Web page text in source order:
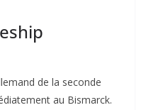
de la seconde
au Bismarck.